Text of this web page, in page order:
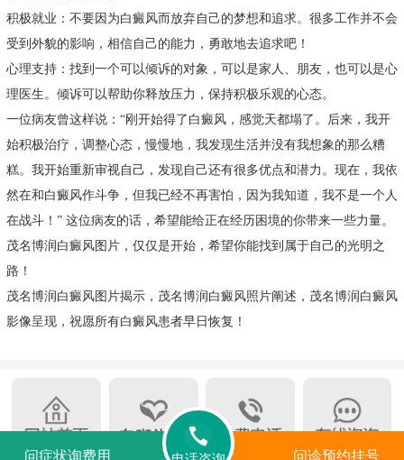
积极就业：不要因为白癜风而放弃自己的梦想和追求。很多工作并不会
受到外貌的影响，相信自己的能力，勇敢地去追求吧！
心理支持：找到一个可以倾诉的对象，可以是家人、朋友，也可以是心
理医生。倾诉可以帮助你释放压力，保持积极乐观的心态。
一位病友曾这样说：“刚开始得了白癜风，感觉天都塌了。后来，我开
始积极治疗，调整心态，慢慢地，我发现生活并没有我想象的那么糟
糕。我开始重新审视自己，发现自己还有很多优点和潜力。现在，我依
然在和白癜风作斗争，但我已经不再害怕，因为我知道，我不是一个人
在战斗！” 这位病友的话，希望能给正在经历困境的你带来一些力量。
茂名博润白癜风图片，仅仅是开始，希望你能找到属于自己的光明之
路！
茂名博润白癜风图片揭示，茂名博润白癜风照片阐述，茂名博润白癜风
影像呈现，祝愿所有白癜风患者早日恢复！
问症状询费用 问诊预约挂号